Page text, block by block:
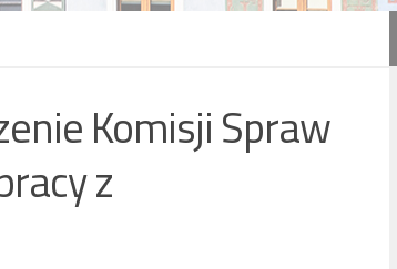
Komisji Spraw
z